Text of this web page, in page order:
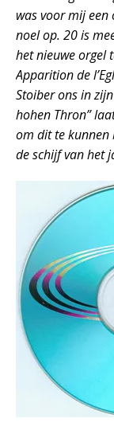
was voor mij een
noel op. 20 is
het nieuwe orgel
Apparition de
Stoiber ons in
hohen Thron”
om dit te kunnen
de schijf van het